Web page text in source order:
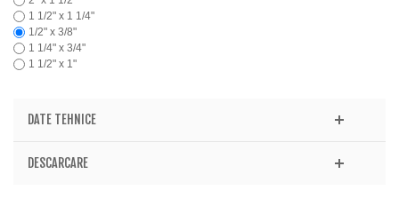
1 1/2" x 1 1/4"
1/2" x 3/8"
1 1/4" x 3/4"
1 1/2" x 1"
DATE TEHNICE
DESCARCARE